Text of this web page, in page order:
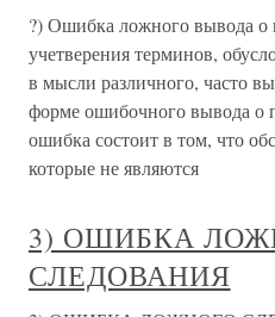
?) Ошибка ложного вывода
учетверения терминов,
в мысли различного, часто
форме ошибочного вывода о
ошибка состоит в том, что
которые не являются
3) ОШИБКА
СЛЕДОВАНИЯ